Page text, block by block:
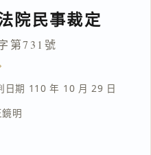
院民事裁定
第731號
日期 110 年 10 月 29 日
鏡明